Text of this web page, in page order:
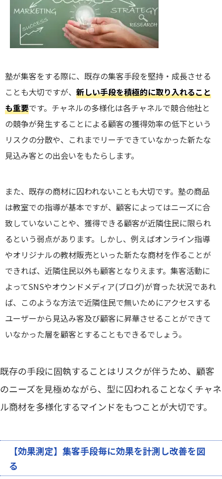
塾が集客をする際に、既存の集客手段を堅持・成長させる
ことも大切ですが、 新しい手段を積極的に取り入れること
も重要です。チャネルの多様化は各チャネルで競合他社と
の競争が発生することによる顧客の獲得効率の低下という
リスクの分散や、これまでリーチできていなかった新たな
見込み客との出会いをもたらします。
また、既存の商材に囚われないことも大切です。塾の商品
は教室での指導が基本ですが、顧客によってはニーズに合
致していないことや、獲得できる顧客が近隣住民に限られ
るという弱点があります。しかし、例えばオンライン指導
やオリジナルの教材販売といった新たな商材を作ることが
できれば、近隣住民以外も顧客となりえます。集客活動に
よってSNSやオウンドメディア(ブログ)が育った状況であれ
ば、このような方法で近隣住民で無いためにアクセスする
ユーザーから見込み客及び顧客に昇華させることができて
いなかった層を顧客とすることもできるでしょう。
既存の手段に固執することはリスクが伴うため、顧客
のニーズを見極めながら、型に囚われることなくチャネ
ル商材を多様化するマインドをもつことが大切です。
【効果測定】集客手段毎に効果を計測し改善を図
る